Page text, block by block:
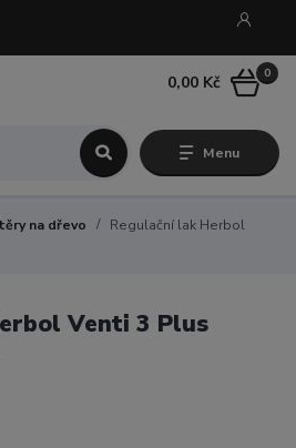
Menu
0
0,00 Kč
na dřevo
Regulační lak Herbol
Venti 3 Plus